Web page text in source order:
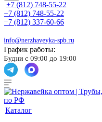
+7 (812) 748-55-22
+7 (812) 748-55-22
+7 (812) 337-60-66
info@nerzhaveyka-spb.ru
График работы:
Будни с 09:00 до 19:00
Каталог